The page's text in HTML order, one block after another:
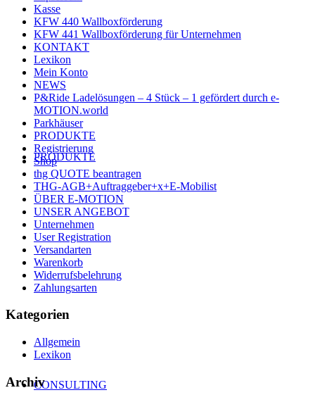
PRODUKTE
CONSULTING
Kasse
KFW 440 Wallboxförderung
KFW 441 Wallboxförderung für Unternehmen
KONTAKT
Lexikon
Mein Konto
NEWS
P&Ride Ladelösungen – 4 Stück – 1 gefördert durch e-
MOTION.world
Parkhäuser
PRODUKTE
Registrierung
Shop
thg QUOTE beantragen
THG-AGB+Auftraggeber+x+E-Mobilist
ÜBER E-MOTION
UNSER ANGEBOT
Unternehmen
User Registration
Versandarten
Warenkorb
Widerrufsbelehrung
Zahlungsarten
Kategorien
Allgemein
Lexikon
Archiv